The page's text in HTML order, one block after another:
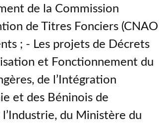
de la Commission
de Titres Fonciers (CNAO
; - Les projets de Décrets
et Fonctionnement du
de l’Intégration
et des Béninois de
du Ministère du